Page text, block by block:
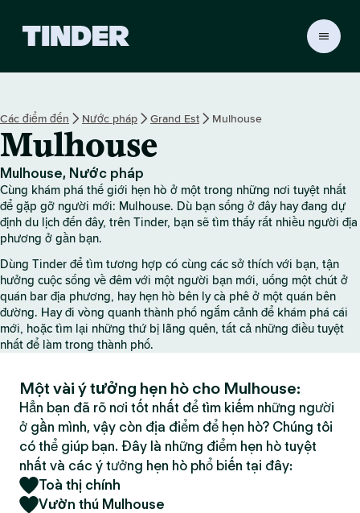
c
h
ủ
T
i
n
d
Các điểm đến Nước pháp Grand Est Mulhouse
Mulhouse
Mulhouse, Nước pháp
Cùng khám phá thế giới hẹn hò ở một trong những nơi tuyệt nhất
để gặp gỡ người mới: Mulhouse. Dù bạn sống ở đây hay đang dự
định du lịch đến đây, trên Tinder, bạn sẽ tìm thấy rất nhiều người địa
phương ở gần bạn.
Dùng Tinder để tìm tương hợp có cùng các sở thích với bạn, tận
hưởng cuộc sống về đêm với một người bạn mới, uống một chút ở
quán bar địa phương, hay hẹn hò bên ly cà phê ở một quán bên
đường. Hay đi vòng quanh thành phố ngắm cảnh để khám phá cái
mới, hoặc tìm lại những thứ bị lãng quên, tất cả những điều tuyệt
nhất để làm trong thành phố.
Một vài ý tưởng hẹn hò cho Mulhouse:
Hẳn bạn đã rõ nơi tốt nhất để tìm kiếm những người
ở gần mình, vậy còn địa điểm để hẹn hò? Chúng tôi
có thể giúp bạn. Đây là những điểm hẹn hò tuyệt
nhất và các ý tưởng hẹn hò phổ biến tại đây:
Toà thị chính
Vườn thú Mulhouse